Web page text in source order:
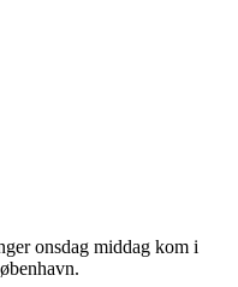
onsdag middag kom i